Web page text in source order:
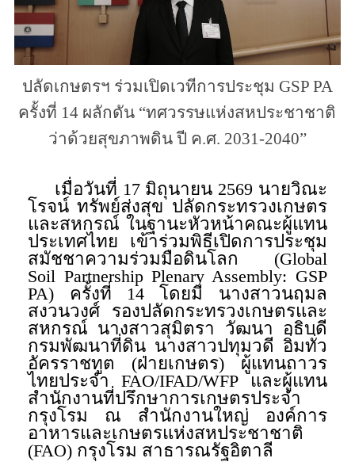
ปลัดเกษตรฯ ร่วมเปิดเวทีการประชุม GSP PA
ครั้งที่ 14 ผลักดัน “ทศวรรษแห่งสหประชาชาติ
ว่าด้วยสุขภาพดิน ปี ค.ศ. 2031-2040”
เมื่อวันที่ 17 มิถุนายน 2569 นายวิณะ
โรจน์ ทรัพย์ส่งสุข ปลัดกระทรวงเกษตร
และสหกรณ์ ในฐานะหัวหน้าคณะผู้แทน
ประเทศไทย เข้าร่วมพิธีเปิดการประชุม
สมัชชาความร่วมมือดินโลก (Global
Soil Partnership Plenary Assembly: GSP
PA) ครั้งที่ 14 โดยมี นางสาวนฤมล
สงวนวงศ์ รองปลัดกระทรวงเกษตรและ
สหกรณ์ นางสาวสุมิตรา วัฒนา อธิบดี
กรมพัฒนาที่ดิน นางสาวปทุมวดี อิ่มทั่ว
อัครราชทูต (ฝ่ายเกษตร) ผู้แทนถาวร
ไทยประจำ FAO/IFAD/WFP และผู้แทน
สำนักงานที่ปรึกษาการเกษตรประจำ
กรุงโรม ณ สำนักงานใหญ่ องค์การ
อาหารและเกษตรแห่งสหประชาชาติ
(FAO) กรุงโรม สาธารณรัฐอิตาลี